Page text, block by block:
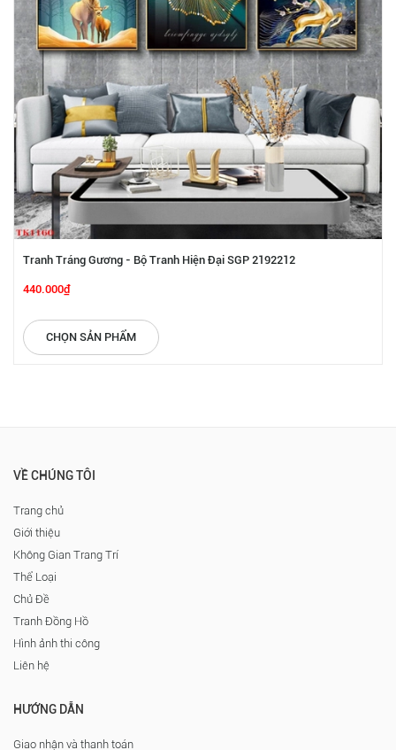
Tranh Tráng Gương - Bộ Tranh Hiện Đại SGP 2192212
440.000₫
CHỌN SẢN PHẨM
VỀ CHÚNG TÔI
Trang chủ
Giới thiệu
Không Gian Trang Trí
Thể Loại
Chủ Đề
Tranh Đồng Hồ
Hình ảnh thi công
Liên hệ
HƯỚNG DẪN
Giao nhận và thanh toán